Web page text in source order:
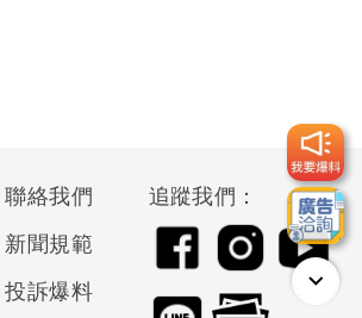
聯絡我們
新聞規範
投訴爆料
追蹤我們：